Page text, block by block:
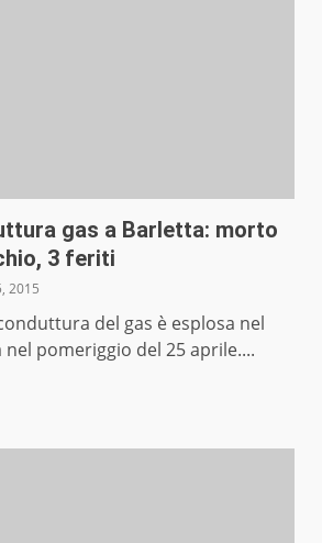
gas a Barletta: morto
3 feriti
2015
conduttura del gas è esplosa nel
pomeriggio del 25 aprile....